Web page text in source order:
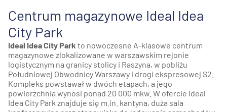
Centrum magazynowe Ideal Idea
City Park
Ideal Idea City Park to nowoczesne A-klasowe centrum
magazynowe zlokalizowane w warszawskim rejonie
logistycznym na granicy stolicy i Raszyna, w pobliżu
Południowej Obwodnicy Warszawy i drogi ekspresowej S2.
Kompleks powstawał w dwóch etapach, a jego
powierzchnia wynosi ponad 20 000 mkw. W ofercie Ideal
Idea City Park znajduje się m.in. kantyna, duża sala